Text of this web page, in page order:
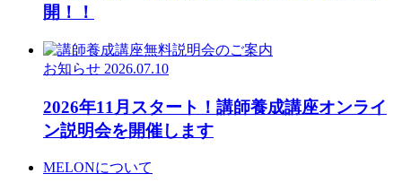
開！！
お知らせ 2026.07.10
2026年11月スタート！講師養成講座オンライ
ン説明会を開催します
MELONについて